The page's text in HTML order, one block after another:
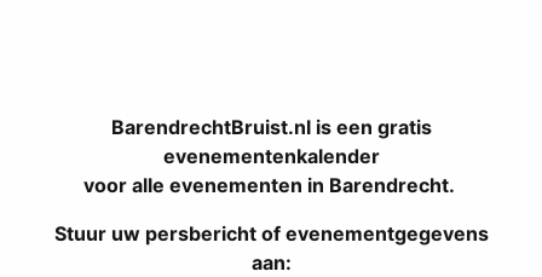
BarendrechtBruist.nl is een gratis
evenementenkalender
voor alle evenementen in Barendrecht.
Stuur uw persbericht of evenementgegevens
aan: